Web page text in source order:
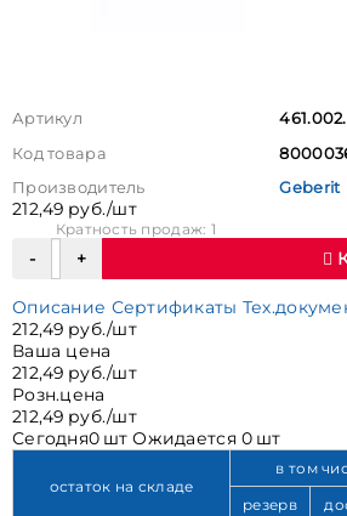
Артикул
Код товара
Производитель
Geberit
212,49 руб./шт
Кратность продаж: 1
Описание Сертификаты
212,49 руб./шт
Ваша цена
212,49 руб./шт
Розн.цена
212,49 руб./шт
Сегодня0 шт Ожидается 0 шт
остаток на складе
в том
резерв